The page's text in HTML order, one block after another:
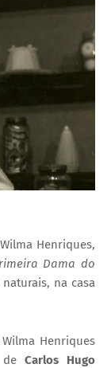
Henriques,
Dama do
na casa
Henriques
deCarlos Hugo